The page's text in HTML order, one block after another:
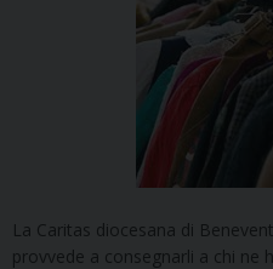
La Caritas diocesana di
provvede a consegnarli a chi ne